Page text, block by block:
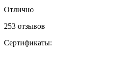
Отлично
253 отзывов
Сертификаты: